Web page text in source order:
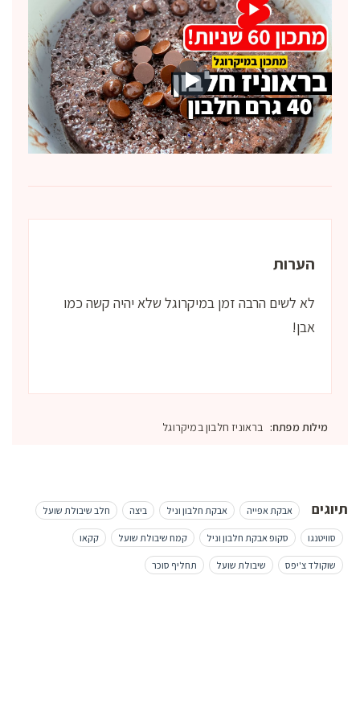
הערות
לא לשים הרבה זמן במיקרוגל שלא יהיה קשה כמו
אבן!
מילות מפתח: בראוניז חלבון במיקרוגל
תיוגים אבקת אפייה אבקת חלבון וניל ביצה חלב שיבולת שועל
סוויטנגו סקופ אבקת חלבון וניל קמח שיבולת שועל קקאו
שוקולד צ'יפס שיבולת שועל תחליף סוכר